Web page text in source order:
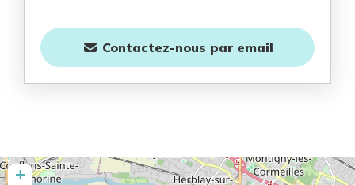
Contactez-nous par email
+